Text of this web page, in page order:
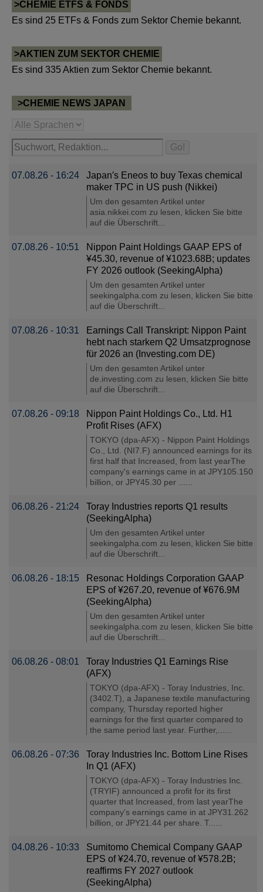
>CHEMIE ETFS & FONDS
Es sind 25 ETFs & Fonds zum Sektor Chemie bekannt.
>AKTIEN ZUM SEKTOR CHEMIE
Es sind 335 Aktien zum Sektor Chemie bekannt.
>CHEMIE NEWS JAPAN
07.08.26 - 16:24
Japan′s Eneos to buy Texas chemical
maker TPC in US push (Nikkei)
Um den gesamten Artikel unter
asia.nikkei.com zu lesen, klicken Sie bitte
auf die Überschrift...
07.08.26 - 10:51
Nippon Paint Holdings GAAP EPS of
¥45.30, revenue of ¥1023.68B; updates
FY 2026 outlook (SeekingAlpha)
Um den gesamten Artikel unter
seekingalpha.com zu lesen, klicken Sie bitte
auf die Überschrift...
07.08.26 - 10:31
Earnings Call Transkript: Nippon Paint
hebt nach starkem Q2 Umsatzprognose
für 2026 an (Investing.com DE)
Um den gesamten Artikel unter
de.investing.com zu lesen, klicken Sie bitte
auf die Überschrift...
07.08.26 - 09:18
Nippon Paint Holdings Co., Ltd. H1
Profit Rises (AFX)
TOKYO (dpa-AFX) - Nippon Paint Holdings
Co., Ltd. (NI7.F) announced earnings for its
first half that Increased, from last yearThe
company's earnings came in at JPY105.150
billion, or JPY45.30 per ......
06.08.26 - 21:24
Toray Industries reports Q1 results
(SeekingAlpha)
Um den gesamten Artikel unter
seekingalpha.com zu lesen, klicken Sie bitte
auf die Überschrift...
06.08.26 - 18:15
Resonac Holdings Corporation GAAP
EPS of ¥267.20, revenue of ¥676.9M
(SeekingAlpha)
Um den gesamten Artikel unter
seekingalpha.com zu lesen, klicken Sie bitte
auf die Überschrift...
06.08.26 - 08:01
Toray Industries Q1 Earnings Rise
(AFX)
TOKYO (dpa-AFX) - Toray Industries, Inc.
(3402.T), a Japanese textile manufacturing
company, Thursday reported higher
earnings for the first quarter compared to
the same period last year. Further,......
06.08.26 - 07:36
Toray Industries Inc. Bottom Line Rises
In Q1 (AFX)
TOKYO (dpa-AFX) - Toray Industries Inc.
(TRYIF) announced a profit for its first
quarter that Increased, from last yearThe
company's earnings came in at JPY31.262
billion, or JPY21.44 per share. T......
04.08.26 - 10:33
Sumitomo Chemical Company GAAP
EPS of ¥24.70, revenue of ¥578.2B;
reaffirms FY 2027 outlook
(SeekingAlpha)